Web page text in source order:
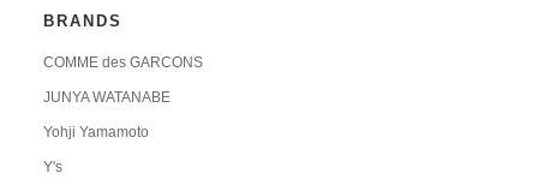
BRANDS
COMME des GARCONS
JUNYA WATANABE
Yohji Yamamoto
Y's